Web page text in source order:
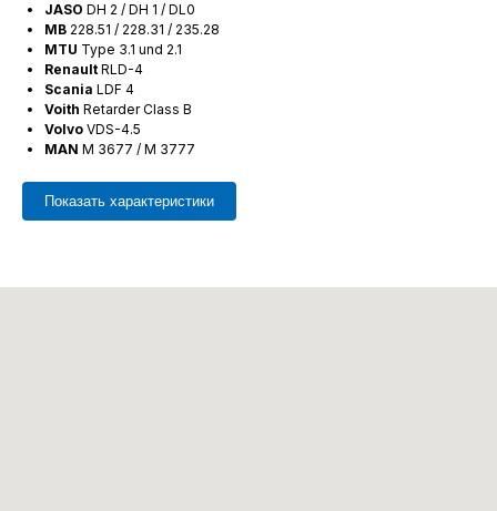
JASO DH 2 / DH 1 / DL0
MB 228.51 / 228.31 / 235.28
MTU Type 3.1 und 2.1
RenaultRLD-4
Scania LDF 4
Voith Retarder Class B
Volvo VDS-4.5
MAN M 3677 / M 3777
Показать характеристики